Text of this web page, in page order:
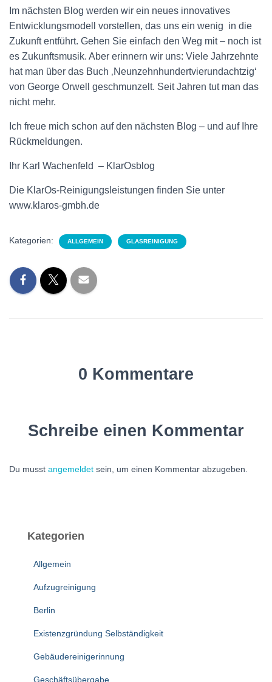
Im nächsten Blog werden wir ein neues innovatives
Entwicklungsmodell vorstellen, das uns ein wenig in die
Zukunft entführt. Gehen Sie einfach den Weg mit – noch ist
es Zukunftsmusik. Aber erinnern wir uns: Viele Jahrzehnte
hat man über das Buch ‚Neunzehnhundertvierundachtzig‘
von George Orwell geschmunzelt. Seit Jahren tut man das
nicht mehr.
Ich freue mich schon auf den nächsten Blog – und auf Ihre
Rückmeldungen.
Ihr Karl Wachenfeld – KlarOsblog
Die KlarOs-Reinigungsleistungen finden Sie unter
www.klaros-gmbh.de
Kategorien: ALLGEMEIN GLASREINIGUNG
0 Kommentare
Schreibe einen Kommentar
Du musst angemeldet sein, um einen Kommentar abzugeben.
Kategorien
Allgemein
Aufzugreinigung
Berlin
Existenzgründung Selbständigkeit
Gebäudereinigerinnung
Geschäftsübergabe